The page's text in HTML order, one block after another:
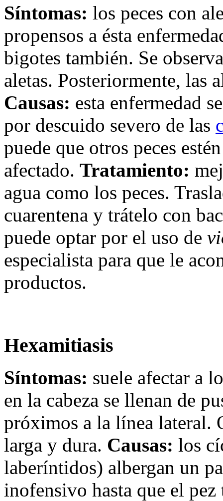
Síntomas: los peces con
propensos a ésta
bigotes también. Se
aletas. Posteriormente, las
Causas: esta enfermedad
por descuido severo de las
puede que otros peces
afectado. Tratamiento:
agua como los peces.
cuarentena y trátelo con
puede optar por el uso de
especialista para que le
productos.
Hexamitiasis
Síntomas: suele afectar a
en la cabeza se llenan de
próximos a la línea lateral.
larga y dura. Causas: los
laberíntidos) albergan un
inofensivo hasta que el pez